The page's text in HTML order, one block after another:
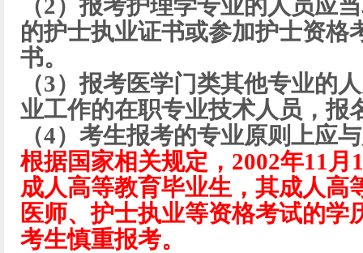
（2）报考护理学专业的人员应
的护士执业证书或参加护士资格
书。
（3）报考医学门类其他专业的
业工作的在职专业技术人员，报
（4）考生报考的专业原则上应
根据国家相关规定，2002年11
成人高等教育毕业生，其成人高
医师、护士执业等资格考试的学
考生慎重报考。